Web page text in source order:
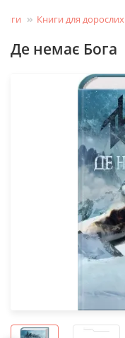
Книги для дорослих
Де немає Бога